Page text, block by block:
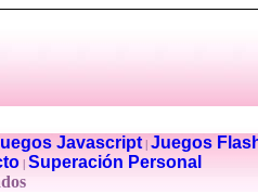
Javascript| Juegos
Superación Personal